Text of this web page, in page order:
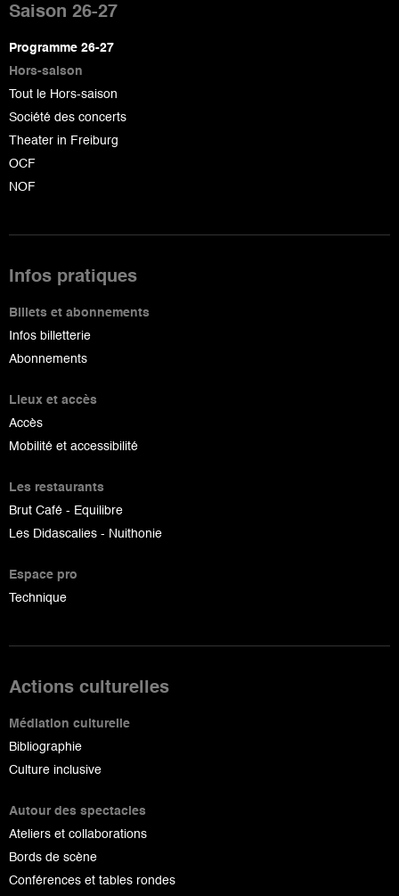
de
page
Saison 26-27
Programme 26-27
Hors-saison
Tout le Hors-saison
Société des concerts
Theater in Freiburg
OCF
NOF
Infos pratiques
Billets et abonnements
Infos billetterie
Abonnements
Lieux et accès
Accès
Mobilité et accessibilité
Les restaurants
Brut Café - Equilibre
Les Didascalies - Nuithonie
Espace pro
Technique
Actions culturelles
Médiation culturelle
Bibliographie
Culture inclusive
Autour des spectacles
Ateliers et collaborations
Bords de scène
Conférences et tables rondes